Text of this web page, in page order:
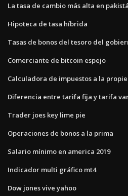
La tasa de cambio más alta en
Hipoteca de tasa híbrida
Tasas de bonos del tesoro del
Comerciante de bitcoin espejo
Calculadora de impuestos a la
Diferencia entre tarifa fija y tarifa
Trader joes key lime pie
Operaciones de bonos a la prima
Salario mínimo en america 2019
Indicador multi gráfico mt4
Dow jones vive yahoo